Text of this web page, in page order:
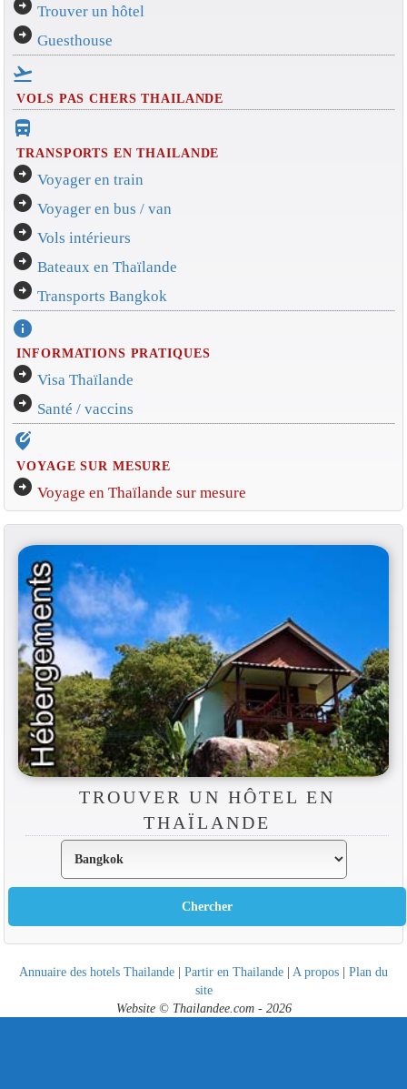
arrow_circle_right Trouver un hôtel
arrow_circle_right Guesthouse
flight_takeoff
VOLS PAS CHERS THAILANDE
directions_bus_filled
TRANSPORTS EN THAILANDE
arrow_circle_right Voyager en train
arrow_circle_right Voyager en bus / van
arrow_circle_right Vols intérieurs
arrow_circle_right Bateaux en Thaïlande
arrow_circle_right Transports Bangkok
info
INFORMATIONS PRATIQUES
arrow_circle_right Visa Thaïlande
arrow_circle_right Santé / vaccins
edit_location_alt
VOYAGE SUR MESURE
arrow_circle_right Voyage en Thaïlande sur mesure
TROUVER UN HÔTEL EN
THAÏLANDE
Annuaire des hotels Thailande | Partir en Thailande | A propos | Plan du
site
Website © Thailandee.com - 2026